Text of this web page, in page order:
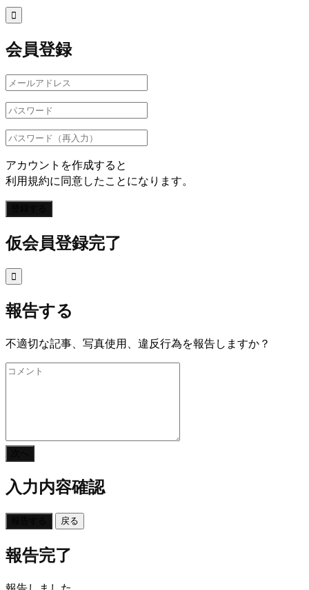

会員登録
アカウントを作成すると
利用規約に同意したことになります。
仮会員登録完了

報告する
不適切な記事、写真使用、違反行為を報告しますか？
入力内容確認
戻る
報告完了